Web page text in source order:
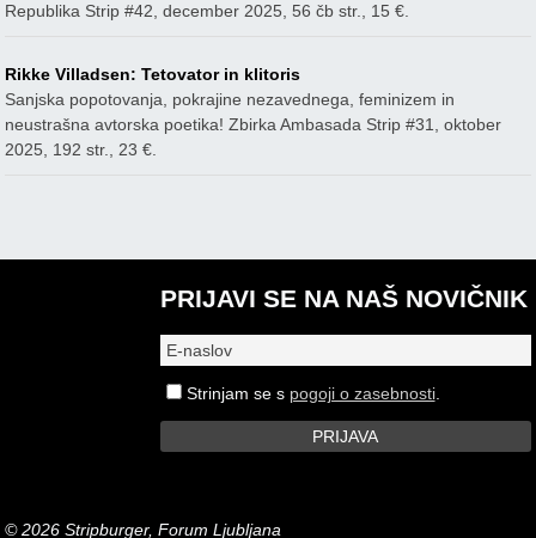
Republika Strip #42, december 2025, 56 čb str., 15 €.
Rikke Villadsen: Tetovator in klitoris
Sanjska popotovanja, pokrajine nezavednega, feminizem in
neustrašna avtorska poetika! Zbirka Ambasada Strip #31, oktober
2025, 192 str., 23 €.
PRIJAVI SE NA NAŠ NOVIČNIK
Strinjam se s pogoji o zasebnosti.
© 2026 Stripburger, Forum Ljubljana